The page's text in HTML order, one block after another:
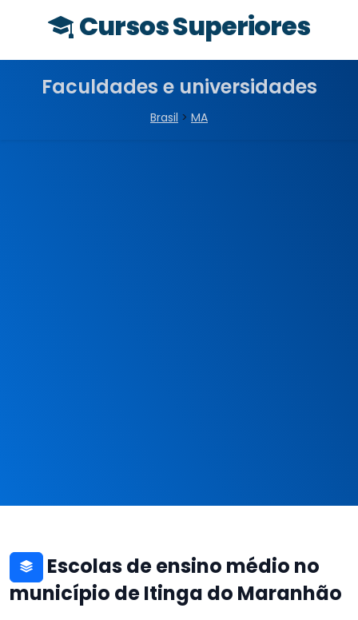
Cursos Superiores
Faculdades e universidades
Brasil > MA
Escolas de ensino médio no
município de Itinga do Maranhão